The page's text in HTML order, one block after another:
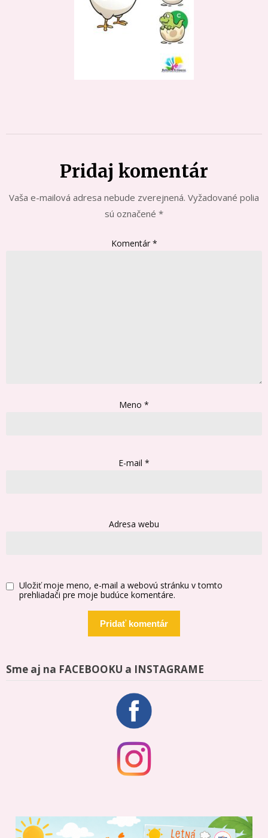
Pridaj komentár
Vaša e-mailová adresa nebude zverejnená. Vyžadované polia
sú označené *
Komentár*
Meno *
E-mail *
Adresa webu
Uložiť moje meno, e-mail a webovú stránku v tomto
prehliadači pre moje budúce komentáre.
Sme aj na FACEBOOKU a INSTAGRAME